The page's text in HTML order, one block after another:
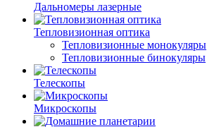
Дальномеры лазерные
Тепловизионная оптика
Тепловизионные монокуляры
Тепловизионные бинокуляры
Телескопы
Микроскопы